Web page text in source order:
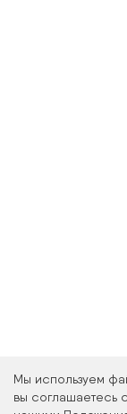
Мы используем
вы соглашаетесь